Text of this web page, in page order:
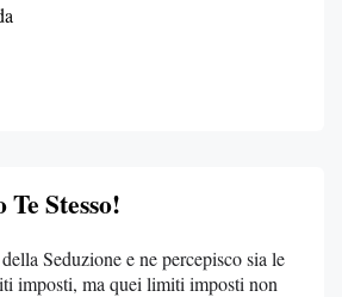
Stesso!
Seduzione e ne percepisco sia le
imposti, ma quei limiti imposti non